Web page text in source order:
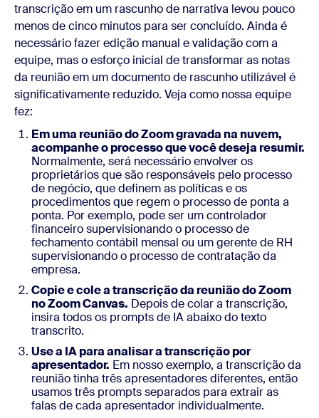
transcrição em um rascunho de narrativa levou pouco
menos de cinco minutos para ser concluído. Ainda é
necessário fazer edição manual e validação com a
equipe, mas o esforço inicial de transformar as notas
da reunião em um documento de rascunho utilizável é
significativamente reduzido. Veja como nossa equipe
fez:
Em uma reunião do Zoom gravada na nuvem,
acompanhe o processo que você deseja resumir.
Normalmente, será necessário envolver os
proprietários que são responsáveis pelo processo
de negócio, que definem as políticas e os
procedimentos que regem o processo de ponta a
ponta. Por exemplo, pode ser um controlador
financeiro supervisionando o processo de
fechamento contábil mensal ou um gerente de RH
supervisionando o processo de contratação da
empresa.
Copie e cole a transcrição da reunião do Zoom
no Zoom Canvas. Depois de colar a transcrição,
insira todos os prompts de IA abaixo do texto
transcrito.
Use a IA para analisar a transcrição por
apresentador. Em nosso exemplo, a transcrição da
reunião tinha três apresentadores diferentes, então
usamos três prompts separados para extrair as
falas de cada apresentador individualmente.